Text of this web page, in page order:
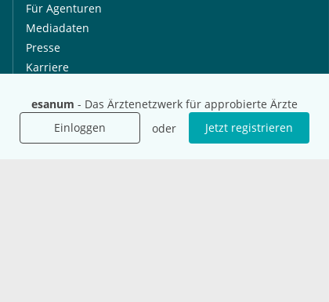
esanum - Das Ärztenetzwerk für approbierte Ärzte
Einloggen
oder Jetzt registrieren
Für Agenturen
Mediadaten
Presse
Karriere
International
esanum.it
Social Media
Youtube